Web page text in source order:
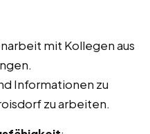
mit Kollegen aus
Informationen zu
zu arbeiten.